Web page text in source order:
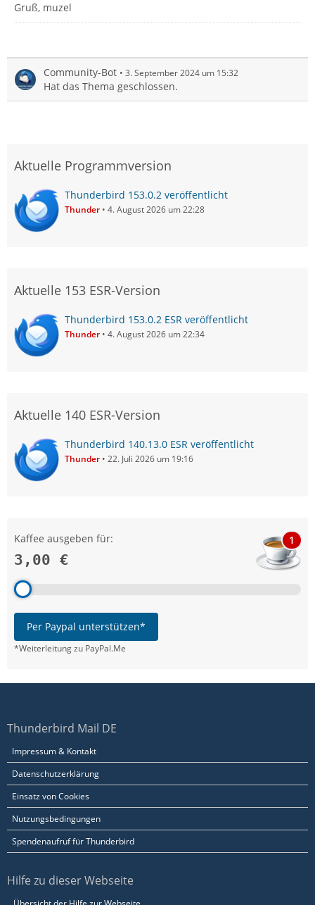
Gruß, muzel
Community-Bot 3. September 2024 um 15:32
Hat das Thema geschlossen.
Aktuelle Programmversion
Thunderbird 153.0.2 veröffentlicht
Thunder 4. August 2026 um 22:28
Aktuelle 153 ESR-Version
Thunderbird 153.0.2 ESR veröffentlicht
Thunder 4. August 2026 um 22:34
Aktuelle 140 ESR-Version
Thunderbird 140.13.0 ESR veröffentlicht
Thunder 22. Juli 2026 um 19:16
Kaffee ausgeben für:
3,00 €
1
Per Paypal unterstützen*
*Weiterleitung zu PayPal.Me
Thunderbird Mail DE
Impressum & Kontakt
Datenschutzerklärung
Einsatz von Cookies
Nutzungsbedingungen
Spendenaufruf für Thunderbird
Hilfe zu dieser Webseite